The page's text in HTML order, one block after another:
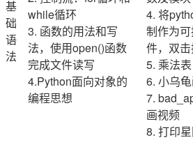
基
础
语
法
while循环
3. 函数的用法和写
法，使用open()函数
完成文件读写
4.Python面向对象的
编程思想
4. 将
制作为
件，双
5. 乘法表
6. 小乌
7.
画视频
8. 打印